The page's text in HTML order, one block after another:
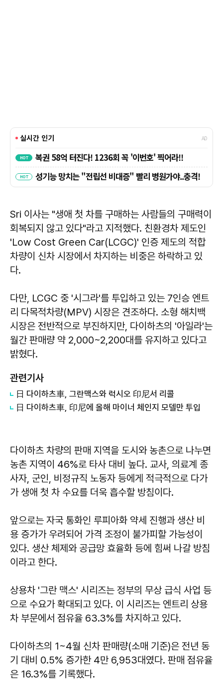
Sri 이사는 "생애 첫 차를 구매하는 사람들의 구매력이
회복되지 않고 있다"라고 지적했다. 친환경차 제도인
'Low Cost Green Car(LCGC)' 인증 제도의 적합
차량이 신차 시장에서 차지하는 비중은 하락하고 있
다.
다만, LCGC 중 '시그라'를 투입하고 있는 7인승 엔트
리 다목적차량(MPV) 시장은 견조하다. 소형 해치백
시장은 전반적으로 부진하지만, 다이하츠의 '아일라'는
월간 판매량 약 2,000~2,200대를 유지하고 있다고
밝혔다.
관련기사
日 다이하츠車, 그란맥스와 럭시오 印尼서 리콜
日 다이하츠車, 印尼에 올해 마이너 체인지 모델만 투입
다이하츠 차량의 판매 지역을 도시와 농촌으로 나누면
농촌 지역이 46%로 타사 대비 높다. 교사, 의료계 종
사자, 군인, 비정규직 노동자 등에게 적극적으로 다가
가 생애 첫 차 수요를 더욱 흡수할 방침이다.
앞으로는 자국 통화인 루피아화 약세 진행과 생산 비
용 증가가 우려되어 가격 조정이 불가피할 가능성이
있다. 생산 체제와 공급망 효율화 등에 힘써 나갈 방침
이라고 한다.
상용차 '그란 맥스' 시리즈는 정부의 무상 급식 사업 등
으로 수요가 확대되고 있다. 이 시리즈는 엔트리 상용
차 부문에서 점유율 63.3%를 차지하고 있다.
다이하츠의 1~4월 신차 판매량(소매 기준)은 전년 동
기 대비 0.5% 증가한 4만 6,953대였다. 판매 점유율
은 16.3%를 기록했다.